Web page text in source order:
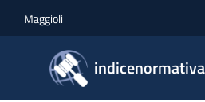
Maggioli